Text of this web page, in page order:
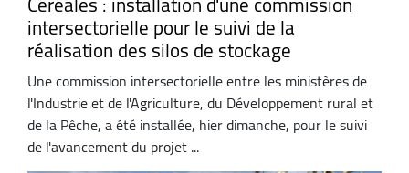
intersectorielle pour le suivi de la
réalisation des silos de stockage
Une commission intersectorielle entre les ministères de
l'Industrie et de l'Agriculture, du Développement rural et
de la Pêche, a été installée, hier dimanche, pour le suivi
de l'avancement du projet ...